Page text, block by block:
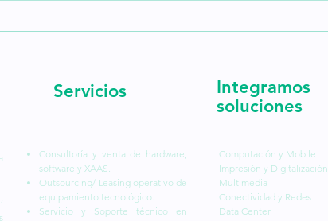
Lenovo ha lanzado sus
ThinkVision Mobile.
¿Cuáles son sus cara
Servicios
Integramos
soluciones
Consultoría y venta de hardware,
software y XAAS.
Outsourcing/ Leasing operativo de
equipamiento tecnológico.
Servicio y Soporte técnico en
Computación y Mobile
Impresión y Digitalización
Multimedia
Conectividad y Redes
Data Center